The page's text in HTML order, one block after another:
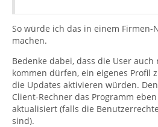
So würde ich das in einem Firmen-
machen.
Bedenke dabei, dass die User
kommen dürfen, ein eigenes Profil
die Updates aktivieren würden.
Client-Rechner das Programm
aktualisiert (falls die
sind).